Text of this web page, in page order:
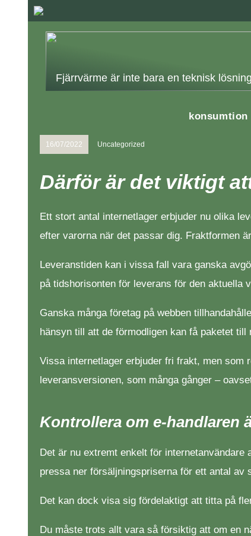
Fjärrvärme är inte bara en teknisk lösning
konsumtion
16/07/2022 Uncategorized
Därför är det viktigt
Ett stort antal internetlager erbjuder nu olika
efter varorna när det passar dig. Fraktformen
Leveranstiden kan i vissa fall vara ganska
på tidshorisonten för leverans för den aktuella
Ganska många företag på webben
hänsyn till att de förmodligen kan få paketet
Vissa internetlager erbjuder fri frakt, men som
leveransversionen, som många gånger –
Kontrollera om e-handlaren
Det är nu extremt enkelt för
pressa ner försäljningspriserna för ett antal av
Det kan dock visa sig fördelaktigt att titta på
Du måste trots allt vara så försiktig att om en